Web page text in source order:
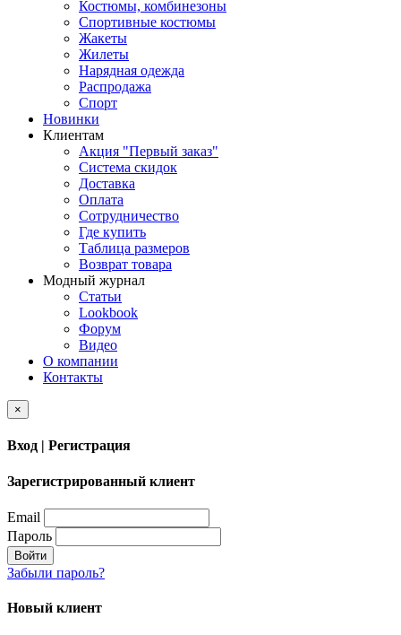
Костюмы, комбинезоны
Спортивные костюмы
Жакеты
Жилеты
Нарядная одежда
Распродажа
Спорт
Новинки
Клиентам
Акция "Первый заказ"
Система скидок
Доставка
Оплата
Сотрудничество
Где купить
Таблица размеров
Возврат товара
Модный журнал
Статьи
Lookbook
Форум
Видео
О компании
Контакты
×
Вход | Регистрация
Зарегистрированный клиент
Email
Пароль
Войти
Забыли пароль?
Новый клиент